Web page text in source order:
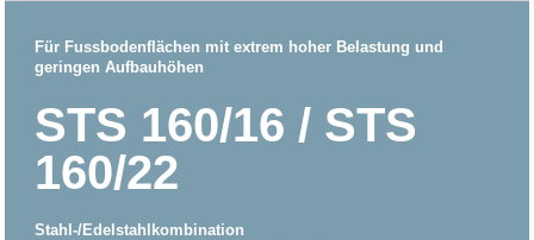
Für Fussbodenflächen mit extrem hoher Belastung und
geringen Aufbauhöhen
STS 160/16 / STS
160/22
Stahl-/Edelstahlkombination